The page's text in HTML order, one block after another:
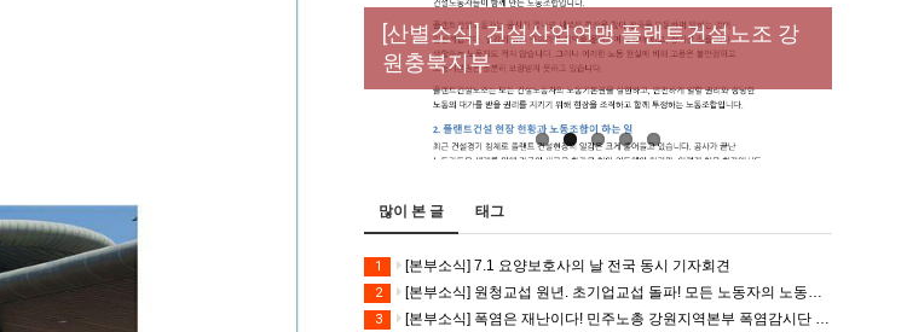
라 : 청년노동자 사망사고의 철저한 진상규명
과 재발방지 대책 마련하라
[산별소식] 건설산업연맹 플랜트건설노조 강
원충북지부
[강릉,속초,원주,춘천] 폭염감시단 사업 이모저
모
[조합원☆인터뷰] 서비스연맹 전국학교비정
규직노동조합 강원지부 김유미 춘천지회장
[본부소식] 강원지역 노동자 합창단 모임
많이 본 글 태그
1 [본부소식] 7.1 요양보호사의 날 전국 동시 기자회견
2 [본부소식] 원청교섭 원년. 초기업교섭 돌파! 모든 노동자의 노동기본권 쟁취! 민주노총 7.15 총파업대회
3 [본부소식] 폭염은 재난이다! 민주노총 강원지역본부 폭염감시단 선포 기자회견